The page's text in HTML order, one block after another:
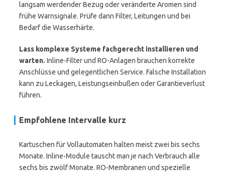
langsam werdender Bezug oder veränderte Aromen sind
frühe Warnsignale. Prüfe dann Filter, Leitungen und bei
Bedarf die Wasserhärte.
Lass komplexe Systeme fachgerecht installieren und
warten. Inline-Filter und RO-Anlagen brauchen korrekte
Anschlüsse und gelegentlichen Service. Falsche Installation
kann zu Leckagen, Leistungseinbußen oder Garantieverlust
führen.
Empfohlene Intervalle kurz
Kartuschen für Vollautomaten halten meist zwei bis sechs
Monate. Inline-Module tauscht man je nach Verbrauch alle
sechs bis zwölf Monate. RO-Membranen und spezielle